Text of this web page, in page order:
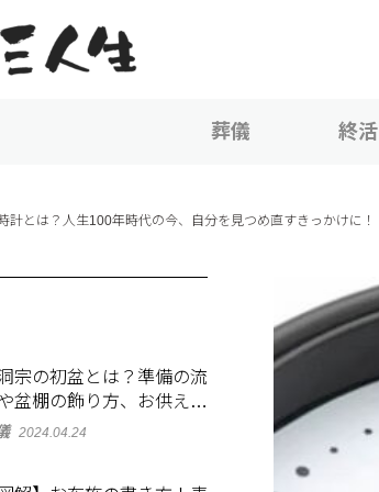
葬儀 終活
の歩き方〜
計とは？人生100年時代の今、自分を見つめ直すきっかけに！
宗の初盆とは？準備の流
盆棚の飾り方、お供え物
説
2024.04.24